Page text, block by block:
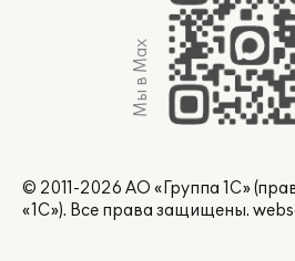
Мы в Max
© 2011-2026 АО «Группа 1С»
«1С»). Все права защищены.